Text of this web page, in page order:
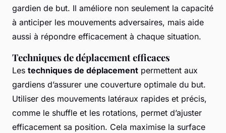
gardien de but. Il améliore non seulement la capacité
à anticiper les mouvements adversaires, mais aide
aussi à répondre efficacement à chaque situation.
Techniques de déplacement efficaces
Les techniques de déplacement permettent aux
gardiens d’assurer une couverture optimale du but.
Utiliser des mouvements latéraux rapides et précis,
comme le shuffle et les rotations, permet d’ajuster
efficacement sa position. Cela maximise la surface